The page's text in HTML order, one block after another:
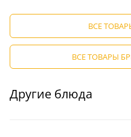
ВСЕ
ВСЕ ТОВАРЫ
Другие блюда